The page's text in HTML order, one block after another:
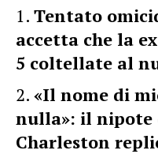
Tentato
accetta che la
5 coltellate al
«Il nome di
nulla»: il nipote
Charleston